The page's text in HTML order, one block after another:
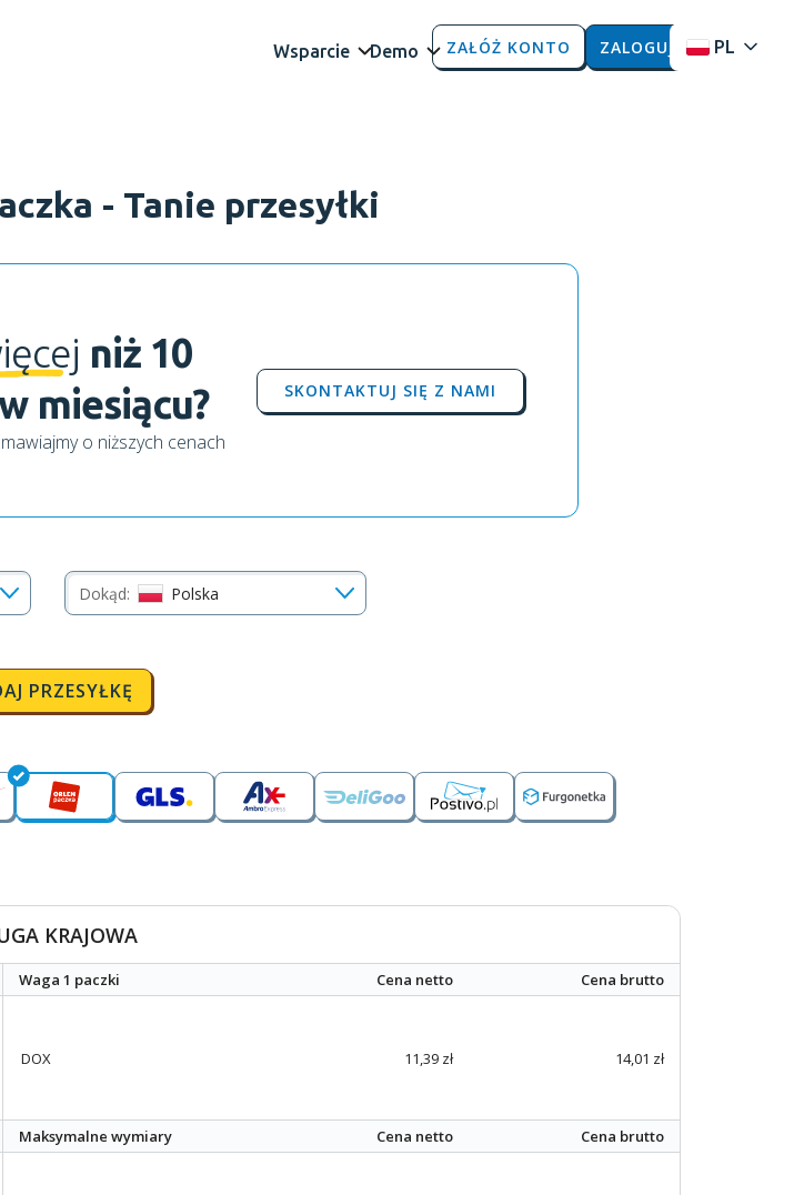
Wsparcie Demo ZAŁÓŻ KONTO ZALOGUJ PL
- Tanie przesyłki
niż 10
miesiącu?
o niższych cenach
SKONTAKTUJ SIĘ Z NAMI
Dokąd: Polska
PRZESYŁKĘ
KRAJOWA
Waga 1 paczki Cena netto Cena brutto
DOX 11,39 zł 14,01 zł
Maksymalne wymiary Cena netto Cena brutto